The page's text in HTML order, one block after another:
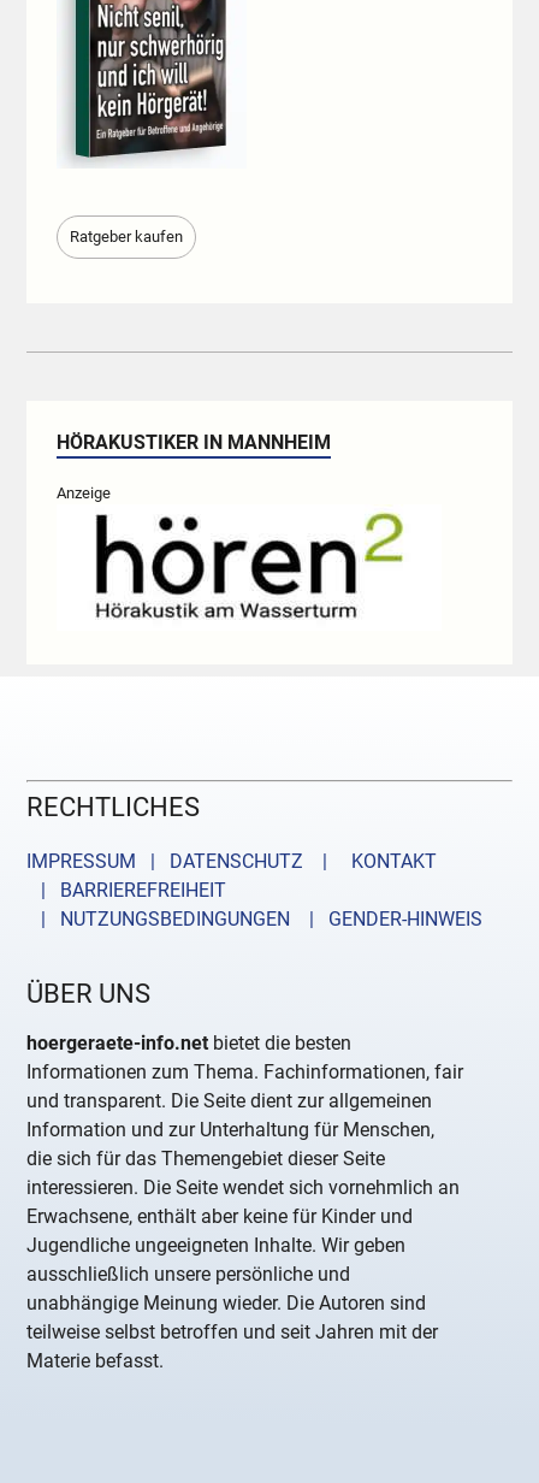
Ratgeber kaufen
HÖRAKUSTIKER IN MANNHEIM
Anzeige
RECHTLICHES
IMPRESSUM | DATENSCHUTZ |
KONTAKT
| BARRIEREFREIHEIT
| NUTZUNGSBEDINGUNGEN
| GENDER-HINWEIS
ÜBER UNS
hoergeraete-info.net bietet die besten
Informationen zum Thema. Fachinformationen, fair
und transparent. Die Seite dient zur allgemeinen
Information und zur Unterhaltung für Menschen,
die sich für das Themengebiet dieser Seite
interessieren. Die Seite wendet sich vornehmlich an
Erwachsene, enthält aber keine für Kinder und
Jugendliche ungeeigneten Inhalte. Wir geben
ausschließlich unsere persönliche und
unabhängige Meinung wieder. Die Autoren sind
teilweise selbst betroffen und seit Jahren mit der
Materie befasst.